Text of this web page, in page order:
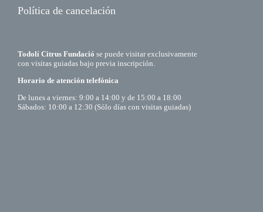
Política de cancelación
Todolí Citrus Fundació se puede visitar exclusivamente
con visitas guiadas bajo previa inscripción.
Horario de atención telefónica
De lunes a viernes: 9:00 a 14:00 y de 15:00 a 18:00
Sábados: 10:00 a 12:30 (Sólo días con visitas guiadas)